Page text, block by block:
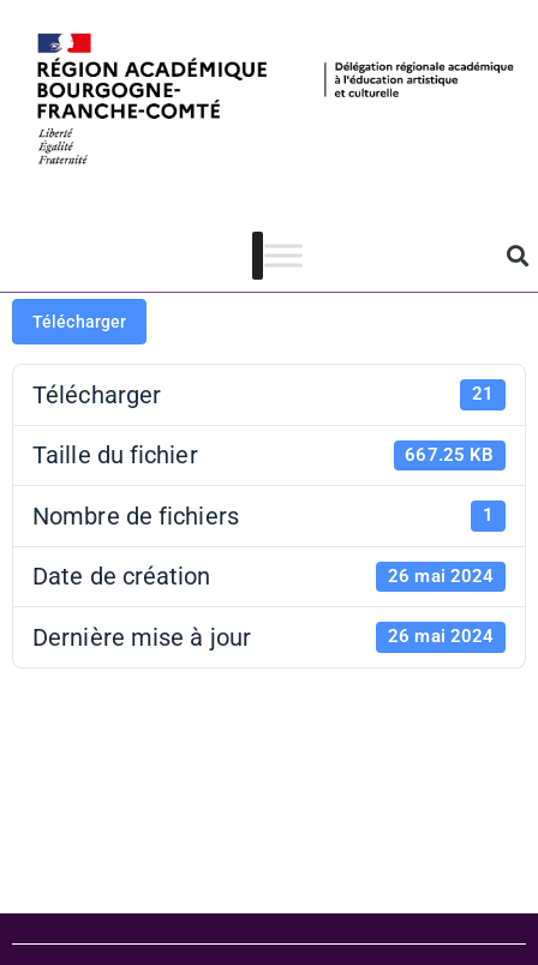
APL 2024-
2025 – Lot 1
Télécharger
Télécharger 21
Taille du fichier 667.25 KB
Nombre de fichiers 1
Date de création 26 mai 2024
Dernière mise à jour 26 mai 2024